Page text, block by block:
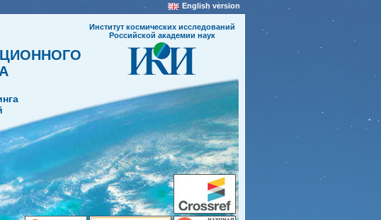
English version
Институт космических исследований
Российской академии наук